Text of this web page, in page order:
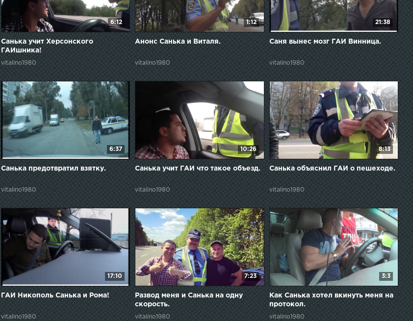
6:12
Санька учит Херсонского
ГАИшника!
vitalino1980
1:12
Анонс Санька и Виталя.
vitalino1980
21:38
Саня вынес мозг ГАИ Винница.
vitalino1980
6:37
Санька предотвратил взятку.
vitalino1980
10:26
Санька учит ГАИ что такое объезд.
vitalino1980
8:13
Санька объяснил ГАИ о пешеходе.
vitalino1980
17:10
ГАИ Никополь Санька и Рома!
vitalino1980
7:23
Развод меня и Санька на одну
скорость.
vitalino1980
3:3
Как Санька хотел вкинуть меня на
протокол.
vitalino1980